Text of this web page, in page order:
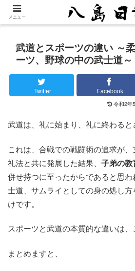
武道とスポーツの違い ～
ーツ、野球の中の武士道～
Twitter Facebook
令和2年
武道は、礼に始まり、礼に終わると
これは、合戦での戦闘術の追求が
礼法と共に発展した結果、 子弟の
併せ持つに至ったからであると思
士道、サムライとしての身の処し
けです。
スポーツと武道の本質的な違いは、
まとめますと、
メニュー